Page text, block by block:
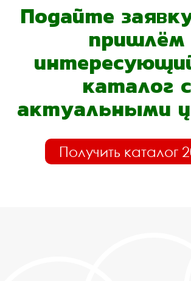
Подайте
пришлём
каталог с
актуальными
Получить каталог